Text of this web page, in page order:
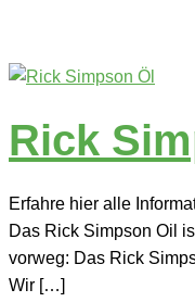
Rick
Erfahre hier alle
Das Rick Simpson Oil
vorweg: Das Rick
Wir […]